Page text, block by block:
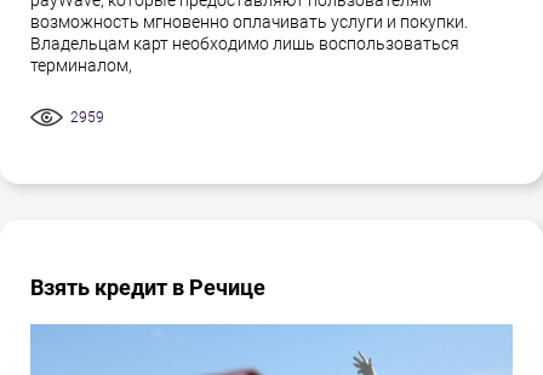
возможность мгновенно оплачивать услуги и покупки.
Владельцам карт необходимо лишь воспользоваться
терминалом,
2959
Взять кредит в Речице